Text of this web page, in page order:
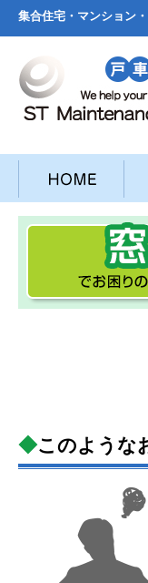
集合住宅・マンション
◆このような